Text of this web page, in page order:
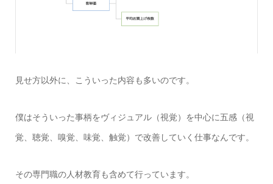
見せ方以外に、こういった内容も多いのです。
僕はそういった事柄をヴィジュアル（視覚）を中心に五感（視
覚、聴覚、嗅覚、味覚、触覚）で改善していく仕事なんです。
その専門職の人材教育も含めて行っています。